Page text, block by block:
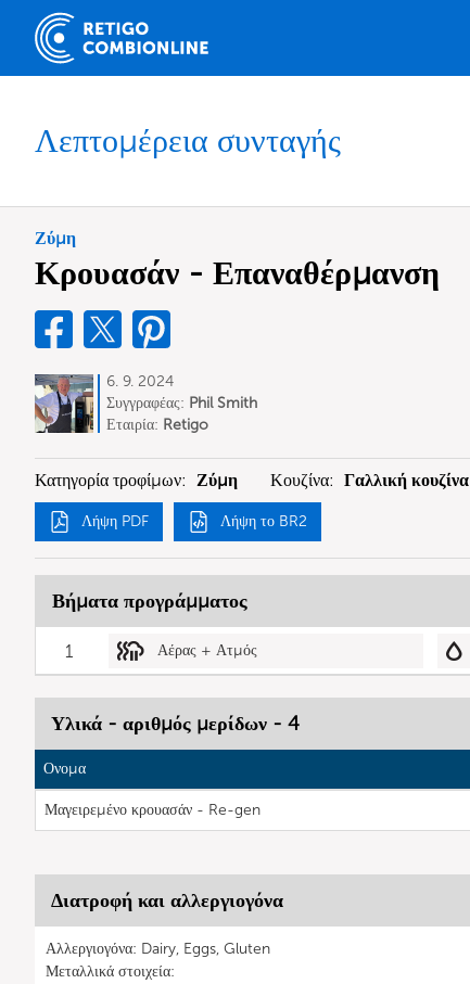
Λεπτομέρεια συνταγής
Ζύμη
Κρουασάν - Επαναθέρμανση
6. 9. 2024
Συγγραφέας: Phil Smith
Εταιρία: Retigo
Κατηγορία τροφίμων: Ζύμη Κουζίνα: Γαλλική κουζίνα
Λήψη PDF Λήψη το BR2
Βήματα προγράμματος
1 Αέρας + Ατμός
Υλικά - αριθμός μερίδων - 4
Ονομα
Μαγειρεμένο κρουασάν - Re-gen
Διατροφή και αλλεργιογόνα
Αλλεργιογόνα: Dairy, Eggs, Gluten
Μεταλλικά στοιχεία: